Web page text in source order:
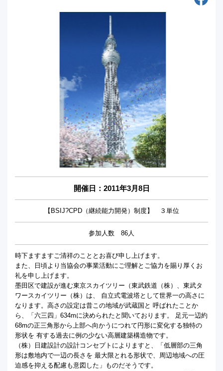
開催日： 2011年3月8日
【BSIJ?CPD（継続能力開発）制度】 ３単位
参加人数 86人
時下ますますご清祥のこととお喜び申し上げます。
また、日頃より当協会の事業活動にご理解とご協力を賜り厚くお
礼を申し上げます。
墨田区で建設が進む東京スカイツリー（東武鉄道（株）、東武タ
ワースカイツリー（株）は、 自立式電波塔として世界一の高さに
なります。高さの設定は昔この地域が武蔵国と 呼ばれたことか
ら、「六三四」634mに決められたと聞いております。 足元一辺約
68mの正三角形から上部へ向かうにつれて円形に変化する独特の
形状を 有する過去に例の少ない高層建築構造物です。
（株）日建設計の設計コンセプトによりますと、「低層部の三角
形は敷地内で一辺の長さを 最大限とれる形状で、周辺地域への圧
迫感を抑える配慮も意図した」ものだそうです。